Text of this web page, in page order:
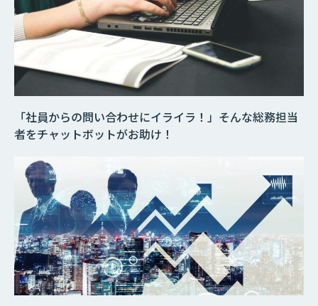
「社員からの問い合わせにイライラ！」そんな総務担当
者をチャットボットがお助け！